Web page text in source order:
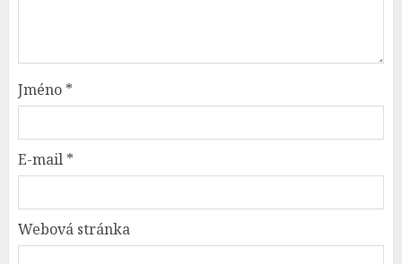
Jméno *
E-mail *
Webová stránka